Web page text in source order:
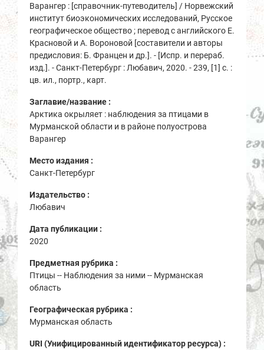
Варангер : [справочник-путеводитель] / Норвежский
институт биоэкономических исследований, Русское
географическое общество ; перевод с английского Е.
Красновой и А. Вороновой [составители и авторы
предисловия: Б. Францен и др.]. - [Испр. и перераб.
изд.]. - Санкт-Петербург : Любавич, 2020. - 239, [1] с. :
цв. ил., портр., карт.
Заглавие/название :
Арктика окрыляет : наблюдения за птицами в
Мурманской области и в районе полуострова
Варангер
Место издания :
Санкт-Петербург
Издательство :
Любавич
Дата публикации :
2020
Предметная рубрика :
Птицы -- Наблюдения за ними -- Мурманская
область
Географическая рубрика :
Мурманская область
URI (Унифицированный идентификатор ресурса) :